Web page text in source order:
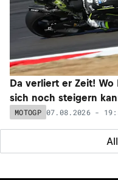
Da verliert er Zeit! Wo
sich noch steigern
MOTOGP 07.08.2026 -